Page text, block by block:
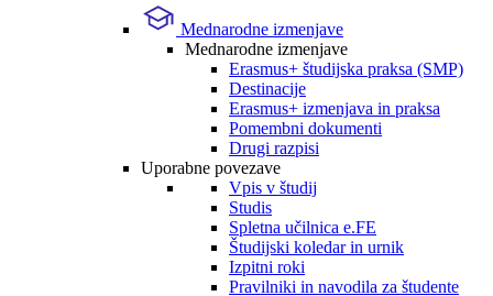
Mednarodne izmenjave
Mednarodne izmenjave
Erasmus+ študijska praksa (SMP)
Destinacije
Erasmus+ izmenjava in praksa
Pomembni dokumenti
Drugi razpisi
Uporabne povezave
Vpis v študij
Studis
Spletna učilnica e.FE
Študijski koledar in urnik
Izpitni roki
Pravilniki in navodila za študente